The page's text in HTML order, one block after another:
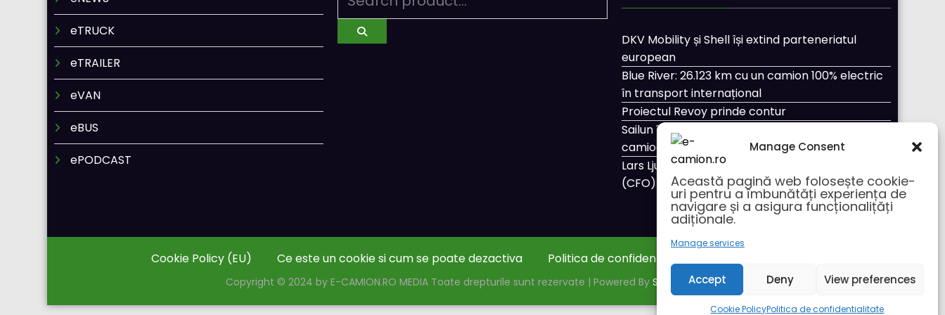
Manage Consent
Această pagină web folosește cookie-
uri pentru a îmbunătăți experiența de
navigare și a asigura funcționalițăți
adiționale.
Manage services
Accept Deny View preferences
Cookie PolicyPolitica de confidentialitate
eTRUCK
eTRAILER
eVAN
eBUS
ePODCAST
DKV Mobility și Shell își extind parteneriatul
european
Blue River: 26.123 km cu un camion 100% electric
în transport internațional
Proiectul Revoy prinde contur
Sailun își extinde gama de anvelope pentru
camioane
Lars Ljungström a fost numit director general
(CFO) pentru cellcentric
Cookie Policy (EU) Ce este un cookie si cum se poate dezactiva Politica de confidentialitate
Copyright © 2024 by E-CAMION.RO MEDIA Toate drepturile sunt rezervate | Powered By SpiceThemes